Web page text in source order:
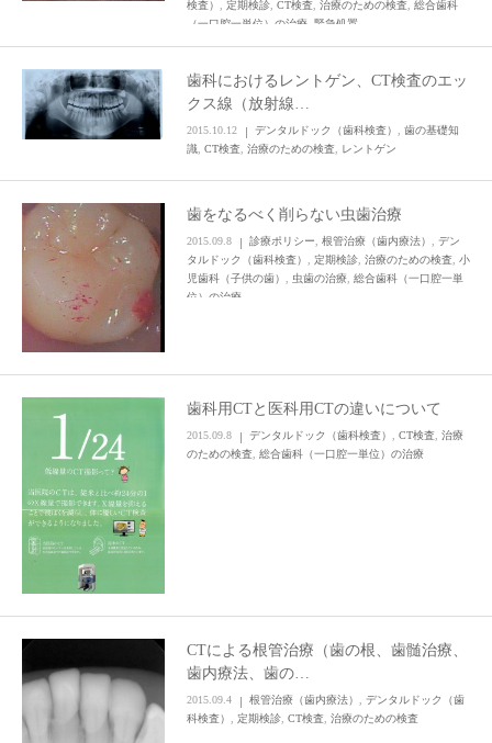
検査） , 定期検診, CT検査, 治療のための検査, 総合歯科
（一口腔一単位）の治療 緊急処置
歯科におけるレントゲン、CT検査のエッ
クス線（放射線…
2015.10.12 デンタルドック（歯科検査） , 歯の基礎知
識, CT検査, 治療のための検査, レントゲン
歯をなるべく削らない虫歯治療
2015.09.8 診療ポリシー, 根管治療（歯内療法） , デン
タルドック（歯科検査） , 定期検診, 治療のための検査, 小
児歯科（子供の歯） , 虫歯の治療, 総合歯科（一口腔一単
位）の治療
歯科用CTと医科用CTの違いについて
2015.09.8 デンタルドック（歯科検査） CT検査 治療
のための検査 総合歯科（一口腔一単位）の治療
CTによる根管治療（歯の根、歯髄治療、
歯内療法、歯の…
2015.09.4 根管治療（歯内療法） , デンタルドック（歯
科検査） , 定期検診, CT検査, 治療のための検査